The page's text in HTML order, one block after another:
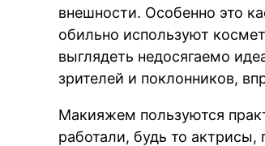
внешности. Особенно это
обильно используют
выглядеть недосягаемо
зрителей и поклонников,
Макияжем пользуются
работали, будь то